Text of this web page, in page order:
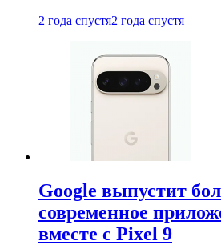
2 года спустя2 года спустя
Google выпустит
современное
вместе с Pixel 9